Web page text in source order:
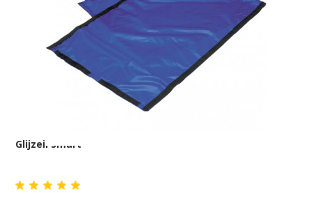
Glijzeil Smart